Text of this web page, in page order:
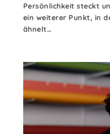
Persönlichkeit steckt
ein weiterer Punkt, in
ähnelt…